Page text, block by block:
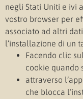
negli Stati Uniti e ivi
vostro browser per
associato ad altri
l’installazione di un
Facendo clic
cookie quando
attraverso
che blocca